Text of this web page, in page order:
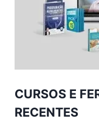
CURSOS E
RECENTES